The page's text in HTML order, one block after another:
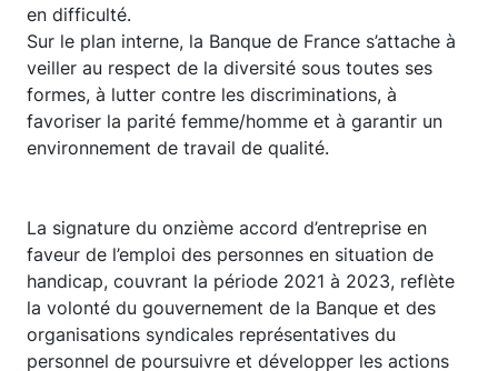
en difficulté.
Sur le plan interne, la Banque de France s’attache à
veiller au respect de la diversité sous toutes ses
formes, à lutter contre les discriminations, à
favoriser la parité femme/homme et à garantir un
environnement de travail de qualité.
La signature du onzième accord d’entreprise en
faveur de l’emploi des personnes en situation de
handicap, couvrant la période 2021 à 2023, reflète
la volonté du gouvernement de la Banque et des
organisations syndicales représentatives du
personnel de poursuivre et développer les actions